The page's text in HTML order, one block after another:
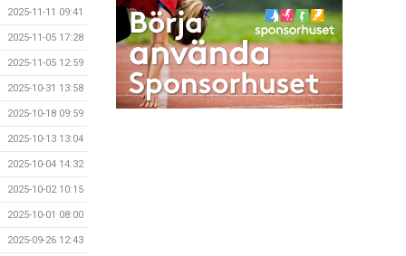
2025-11-11 09:41
2025-11-05 17:28
2025-11-05 12:59
2025-10-31 13:58
2025-10-18 09:59
2025-10-13 13:04
2025-10-04 14:32
2025-10-02 10:15
2025-10-01 08:00
2025-09-26 12:43